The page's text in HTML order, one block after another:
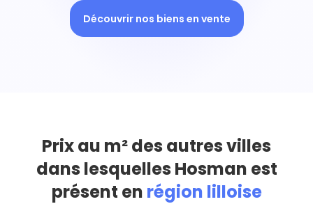
Découvrir nos biens en vente
Prix au m² des autres villes
dans lesquelles Hosman est
présent en région lilloise